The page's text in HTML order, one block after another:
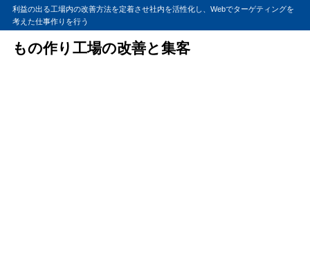
利益の出る工場内の改善方法を定着させ社内を活性化し、Webでターゲティングを
考えた仕事作りを行う
もの作り工場の改善と集客